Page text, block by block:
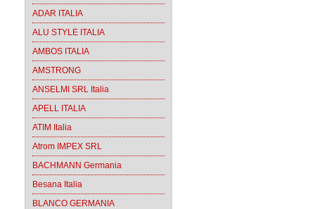
ADAR ITALIA
ALU STYLE ITALIA
AMBOS ITALIA
AMSTRONG
ANSELMI SRL Italia
APELL ITALIA
ATIM Italia
Atrom IMPEX SRL
BACHMANN Germania
Besana Italia
BLANCO GERMANIA